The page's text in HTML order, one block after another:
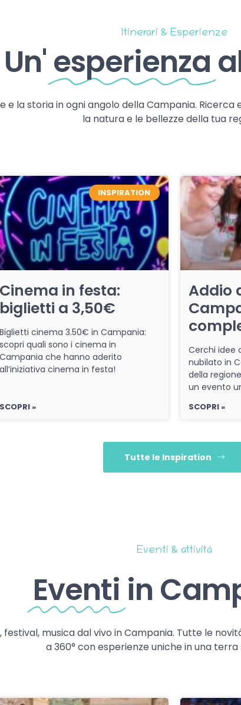
Itinerari & Esperienze
Un' esperienza
e la storia in ogni angolo della Campania.
la natura e le bellezze della tua
INSPIRATION
Cinema in festa:
biglietti a 3,50€
Biglietti cinema 3.50€ in Campania:
scopri quali sono i cinema in
Campania che hanno aderito
all’iniziativa cinema in festa!
SCOPRI »
Addio
Cerchi idee
nubilato in
della
un evento
SCOPRI »
Tutte le Inspiration
Eventi & attività
Eventi in
festival, musica dal vivo in Campania. Tutte le
a 360° con esperienze uniche in una